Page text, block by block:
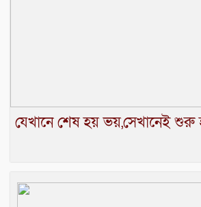
যেখানে শেষ হয় ভয়,সেখানেই